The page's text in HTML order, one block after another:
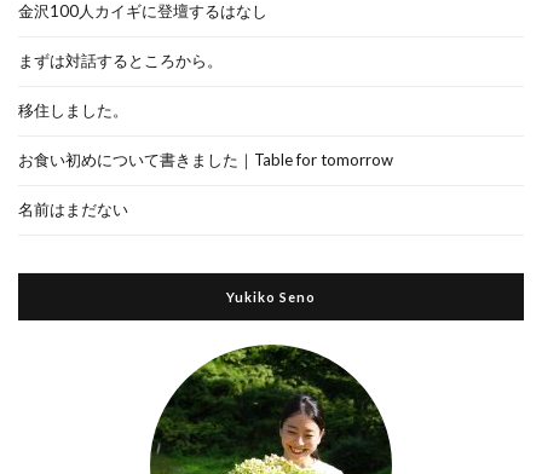
金沢100人カイギに登壇するはなし
まずは対話するところから。
移住しました。
お食い初めについて書きました｜Table for tomorrow
名前はまだない
Yukiko Seno